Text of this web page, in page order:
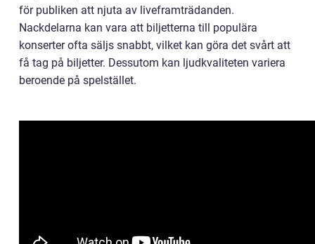
för publiken att njuta av liveframträdanden.
Nackdelarna kan vara att biljetterna till populära
konserter ofta säljs snabbt, vilket kan göra det svårt att
få tag på biljetter. Dessutom kan ljudkvaliteten variera
beroende på spelstället.